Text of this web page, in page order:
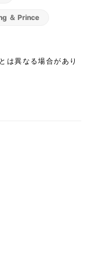
＆ Prince
は異なる場合があり